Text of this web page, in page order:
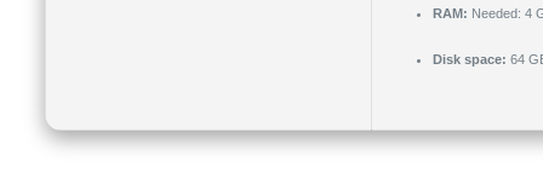
RAM: Needed: 4
Disk space: 64